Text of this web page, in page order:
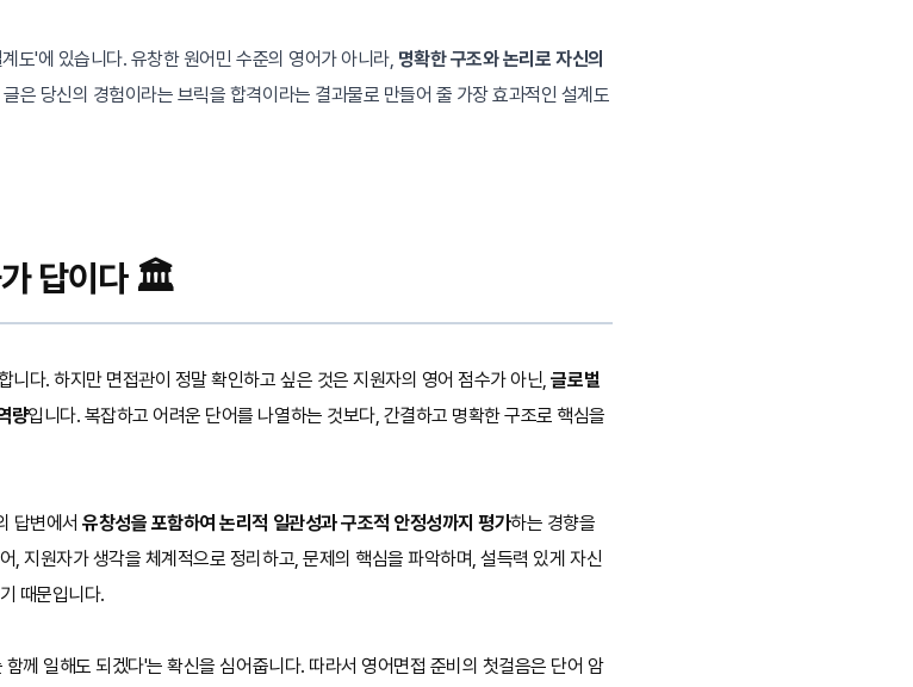
도'에 있습니다. 유창한 원어민 수준의 영어가 아니라, 명확한 구조와 논리로 자신의
은 당신의 경험이라는 브릭을 합격이라는 결과물로 만들어 줄 가장 효과적인 설계도
가 답이다 🏛️
니다. 하지만 면접관이 정말 확인하고 싶은 것은 지원자의 영어 점수가 아닌,글로벌
량입니다. 복잡하고 어려운 단어를 나열하는 것보다, 간결하고 명확한 구조로 핵심을
답변에서유창성을 포함하여 논리적 일관성과 구조적 안정성까지 평가하는 경향을
, 지원자가 생각을 체계적으로 정리하고, 문제의 핵심을 파악하며, 설득력 있게 자신
때문입니다.
께 일해도 되겠다'는 확신을 심어줍니다. 따라서 영어면접 준비의 첫걸음은 단어 암